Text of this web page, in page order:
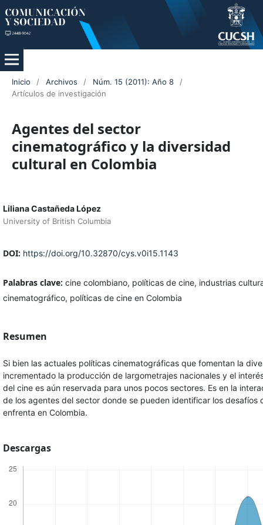
Inicio / Archivos / Núm. 15 (2011): Año 8
/
Artículos de investigación
Agentes del sector
cinematográfico y la diversidad
cultural en Colombia
Liliana Castañeda López
University of British Columbia
DOI: https://doi.org/10.32870/cys.v0i15.1143
Palabras clave: cine colombiano, políticas de cine, industrias
cinematográfico, políticas de cine en Colombia
Resumen
Si bien las actuales políticas cinematográficas que fomentan la
incrementado la producción de largometrajes nacionales y el
del cine es aún reservada para unos pocos sectores. Es en la
de los agentes del sector donde se pueden identificar los desafíos
enfrenta en Colombia.
Descargas